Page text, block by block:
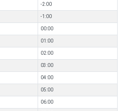
-2:00
-1:00
00:00
01:00
02:00
03:00
04:00
05:00
06:00